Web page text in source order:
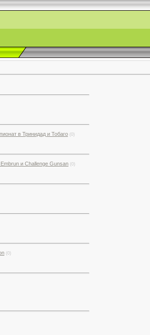
в Тринидад и Тобаго (0)
и Challenge Gunsan (0)
(0)